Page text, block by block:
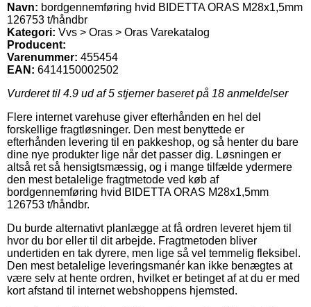
Navn: bordgennemføring hvid BIDETTA ORAS M28x1,5mm
126753 t/håndbr
Kategori: Vvs > Oras > Oras Varekatalog
Producent:
Varenummer: 455454
EAN: 6414150002502
Vurderet til 4.9 ud af 5 stjerner baseret på 18 anmeldelser
Flere internet varehuse giver efterhånden en hel del
forskellige fragtløsninger. Den mest benyttede er
efterhånden levering til en pakkeshop, og så henter du bare
dine nye produkter lige når det passer dig. Løsningen er
altså ret så hensigtsmæssig, og i mange tilfælde ydermere
den mest betalelige fragtmetode ved køb af
bordgennemføring hvid BIDETTA ORAS M28x1,5mm
126753 t/håndbr.
Du burde alternativt planlægge at få ordren leveret hjem til
hvor du bor eller til dit arbejde. Fragtmetoden bliver
undertiden en tak dyrere, men lige så vel temmelig fleksibel.
Den mest betalelige leveringsmanér kan ikke benægtes at
være selv at hente ordren, hvilket er betinget af at du er med
kort afstand til internet webshoppens hjemsted.